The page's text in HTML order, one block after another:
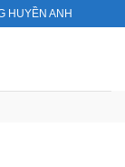
HUYỀN ANH